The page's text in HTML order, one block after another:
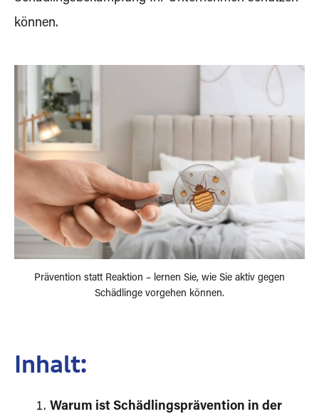
können.
Prävention statt Reaktion – lernen Sie, wie Sie aktiv gegen
Schädlinge vorgehen können.
Inhalt:
Warum ist Schädlingsprävention in der